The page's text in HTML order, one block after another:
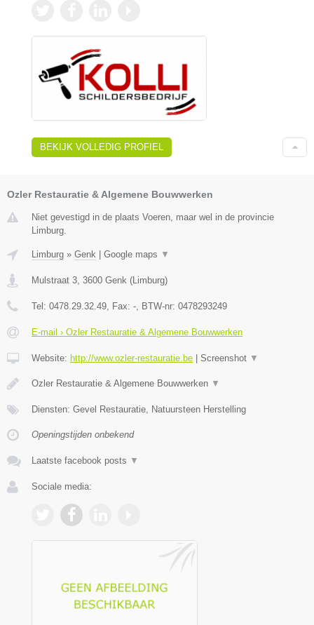
BEKIJK VOLLEDIG PROFIEL
Ozler Restauratie & Algemene Bouwwerken
Niet gevestigd in de plaats Voeren, maar wel in de provincie
Limburg.
Limburg » Genk Google maps ▼
Mulstraat 3, 3600 Genk (Limburg)
Tel: 0478.29.32.49, Fax: -, BTW-nr: 0478293249
E-mail › Ozler Restauratie & Algemene Bouwwerken
Website: http://www.ozler-restauratie.be Screenshot ▼
Ozler Restauratie & Algemene Bouwwerken ▼
Diensten: Gevel Restauratie, Natuursteen Herstelling
Openingstijden onbekend
Laatste facebook posts ▼
Sociale media: